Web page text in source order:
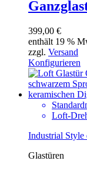
399,00 €
enthält 19 %
zzgl. Versand
Konfigurieren
Loft-
Industrial Style
Glastüren